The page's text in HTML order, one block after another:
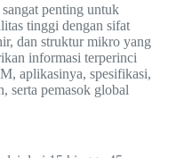
penting untuk
tinggi dengan sifat
dan struktur mikro yang
informasi terperinci
aplikasinya, spesifikasi,
serta pemasok global